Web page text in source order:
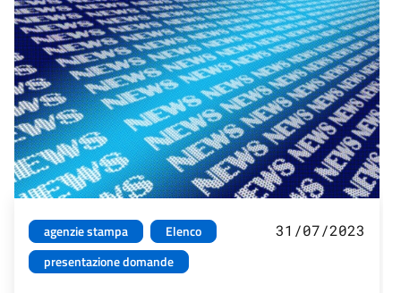
agenzie stampa
Elenco
presentazione domande
31/07/2023